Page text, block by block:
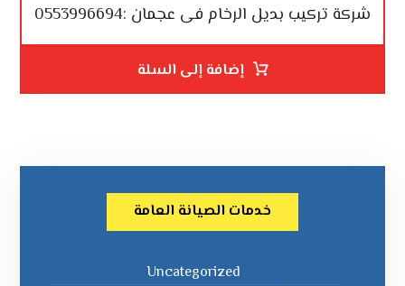
شركة تركيب بديل الرخام فى عجمان :0553996694
إضافة إلى السلة
خدمات الصيانة العامة
Uncategorized